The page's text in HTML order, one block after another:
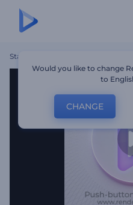
Startseite
Would you like to change
to
CHANGE